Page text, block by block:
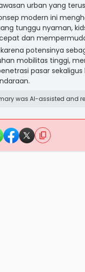
urban yang
modern ini
tunggu nyaman,
dan
potensinya
mobilitas tinggi,
pasar
was AI-assisted and